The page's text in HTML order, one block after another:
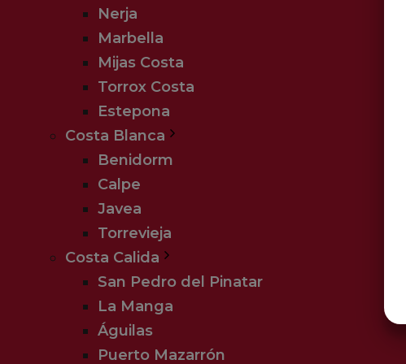
Nerja
Marbella
Mijas Costa
Torrox Costa
Estepona
Costa Blanca
Benidorm
Calpe
Javea
Torrevieja
Costa Calida
San Pedro del Pinatar
La Manga
Águilas
Puerto Mazarrón
Faciliteter:
24 timers reception,
for minigolf, bordtennis, fitness,
OBS:Poolen er kun opvarmet om
© Hjerting Rejser - 2026